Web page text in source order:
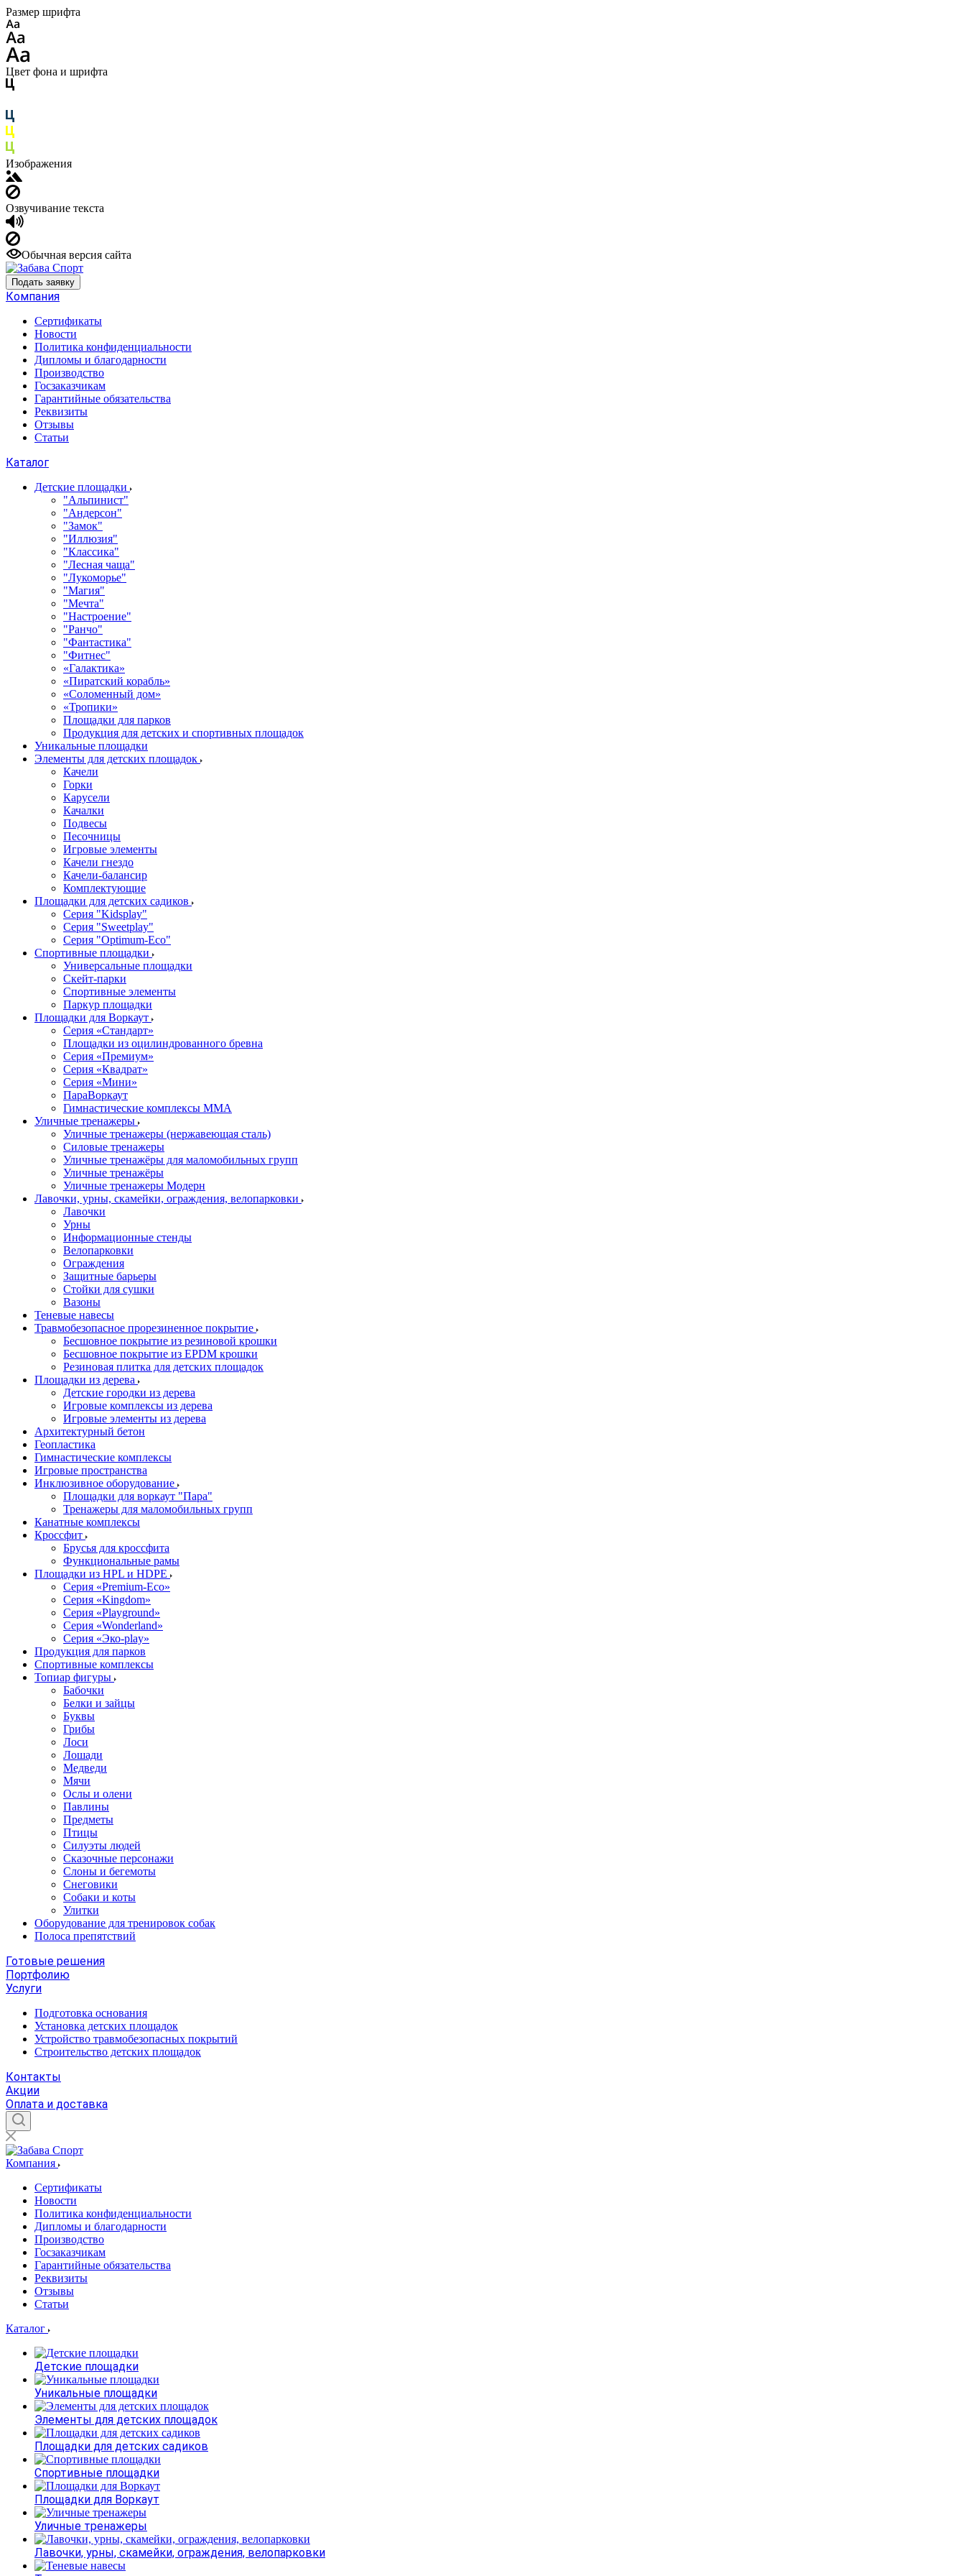
Размер шрифта
Цвет фона и шрифта
Изображения
Озвучивание текста
Обычная версия сайта
Подать заявку
Компания
Сертификаты
Новости
Политика конфиденциальности
Дипломы и благодарности
Производство
Госзаказчикам
Гарантийные обязательства
Реквизиты
Отзывы
Статьи
Каталог
Детские площадки
"Альпинист"
"Андерсон"
"Замок"
"Иллюзия"
"Классика"
"Лесная чаща"
"Лукоморье"
"Магия"
"Мечта"
"Настроение"
"Ранчо"
"Фантастика"
"Фитнес"
«Галактика»
«Пиратский корабль»
«Соломенный дом»
«Тропики»
Площадки для парков
Продукция для детских и спортивных площадок
Уникальные площадки
Элементы для детских площадок
Качели
Горки
Карусели
Качалки
Подвесы
Песочницы
Игровые элементы
Качели гнездо
Качели-балансир
Комплектующие
Площадки для детских садиков
Серия "Kidsplay"
Серия "Sweetplay"
Серия "Оptimum-Еco"
Спортивные площадки
Универсальные площадки
Скейт-парки
Спортивные элементы
Паркур площадки
Площадки для Воркаут
Серия «Стандарт»
Площадки из оцилиндрованного бревна
Серия «Премиум»
Серия «Квадрат»
Серия «Мини»
ПараВоркаут
Гимнастические комплексы ММА
Уличные тренажеры
Уличные тренажеры (нержавеющая сталь)
Силовые тренажеры
Уличные тренажёры для маломобильных групп
Уличные тренажёры
Уличные тренажеры Модерн
Лавочки, урны, скамейки, ограждения, велопарковки
Лавочки
Урны
Информационные стенды
Велопарковки
Ограждения
Защитные барьеры
Стойки для сушки
Вазоны
Теневые навесы
Травмобезопасное прорезиненное покрытие
Бесшовное покрытие из резиновой крошки
Бесшовное покрытие из EPDM крошки
Резиновая плитка для детских площадок
Площадки из дерева
Детские городки из дерева
Игровые комплексы из дерева
Игровые элементы из дерева
Архитектурный бетон
Геопластика
Гимнастические комплексы
Игровые пространства
Инклюзивное оборудование
Площадки для воркаут "Пара"
Тренажеры для маломобильных групп
Канатные комплексы
Кроссфит
Брусья для кроссфита
Функциональные рамы
Площадки из HPL и HDPE
Серия «Premium-Eco»
Серия «Kingdom»
Серия «Playground»
Серия «Wonderland»
Серия «Эко-play»
Продукция для парков
Спортивные комплексы
Топиар фигуры
Бабочки
Белки и зайцы
Буквы
Грибы
Лоси
Лошади
Медведи
Мячи
Ослы и олени
Павлины
Предметы
Птицы
Силуэты людей
Сказочные персонажи
Слоны и бегемоты
Снеговики
Собаки и коты
Улитки
Оборудование для тренировок собак
Полоса препятствий
Готовые решения
Портфолию
Услуги
Подготовка основания
Установка детских площадок
Устройство травмобезопасных покрытий
Строительство детских площадок
Контакты
Акции
Оплата и доставка
Компания
Сертификаты
Новости
Политика конфиденциальности
Дипломы и благодарности
Производство
Госзаказчикам
Гарантийные обязательства
Реквизиты
Отзывы
Статьи
Каталог
Детские площадки
Уникальные площадки
Элементы для детских площадок
Площадки для детских садиков
Спортивные площадки
Площадки для Воркаут
Уличные тренажеры
Лавочки, урны, скамейки, ограждения, велопарковки